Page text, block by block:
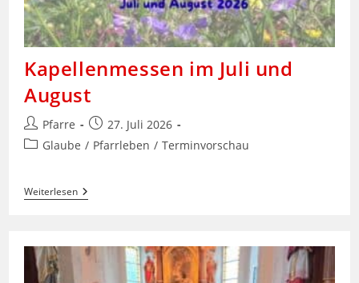
Kapellenmessen im Juli und
August
Beitrags-
Autor:
Pfarre
Beitrag
veröffentlicht:
27. Juli 2026
Beitrags-
Glaube / Pfarrleben / Terminvorschau
WeiterlesenKapellenmessen
Im
August